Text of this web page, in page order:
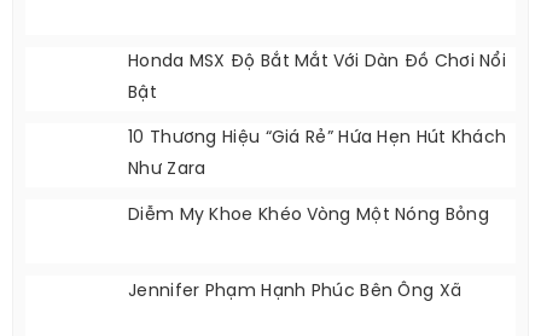
Honda MSX Độ Bắt Mắt Với Dàn Đồ Chơi Nổi
Bật
10 Thương Hiệu “giá Rẻ” Hứa Hẹn Hút Khách
Như Zara
Diễm My Khoe Khéo Vòng Một Nóng Bỏng
Jennifer Phạm Hạnh Phúc Bên Ông Xã